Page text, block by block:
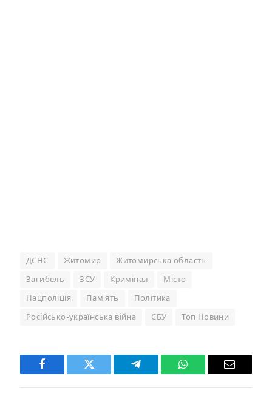
ДСНС Житомир Житомирська область
Загибель ЗСУ Кримінал Місто
Нацполіція Пам'ять Політика
Російсько-українська війна СБУ Топ Новини
Facebook Twitter Telegram WhatsAppEmail